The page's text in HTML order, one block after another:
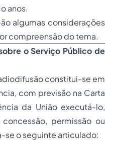
anos.
algumas considerações
compreensão do tema.
o Serviço Público de
constitui-se em
com previsão na Carta
da União executá-lo,
permissão ou
se o seguinte articulado: